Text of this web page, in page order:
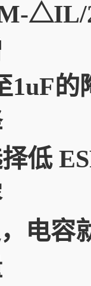
△IL/2
1uF
低
电容